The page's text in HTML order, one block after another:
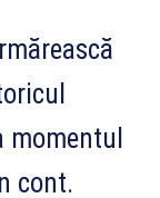
momentul
cont.